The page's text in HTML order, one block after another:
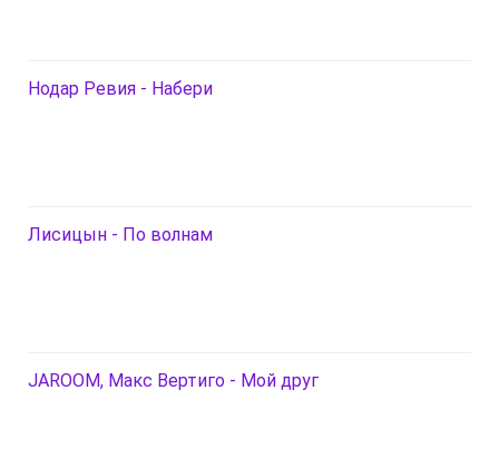
Нодар Ревия - Набери
Лисицын - По волнам
JAROOM, Макс Вертиго - Мой друг